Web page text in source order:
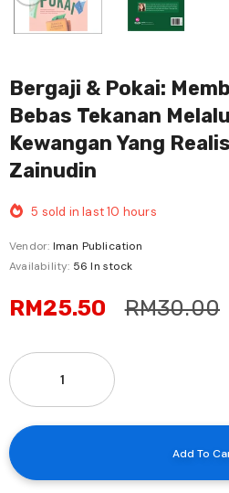
Bergaji & Pokai:
Bebas Tekanan
Kewangan Yang
Zainudin
5 sold in last10 hours
Vendor: Iman Publication
Availability: 56 In stock
RM25.50 RM30.00